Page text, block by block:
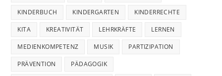
KINDERBUCH KINDERGARTEN KINDERRECHTE
KITA KREATIVITÄT LEHRKRÄFTE LERNEN
MEDIENKOMPETENZ MUSIK PARTIZIPATION
PRÄVENTION PÄDAGOGIK